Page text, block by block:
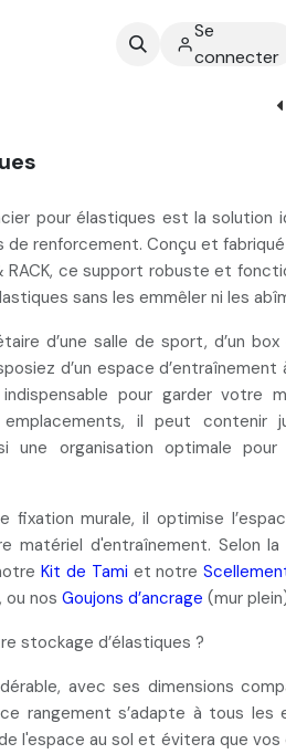
Se
connecter
pour élastiques est lasolution
de renforcement. Conçu et
RACK, ce support robuste et
sans les emmêler ni les
d’une salle de sport, d’un
d’un espace d’entraînement
pour garder votre
, il peut contenir
une organisation optimale pour
fixation murale, il optimise
matériel d'entraînement. Selon
Kit de Tami et notre
ou nos Goujons d’ancrage (mur
stockage d’élastiques ?
avec ses dimensions
rangement s’adapte à tous les
l'espace au sol et évitera que vos